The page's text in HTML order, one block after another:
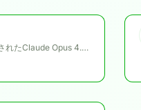
2026年5月28日にリリースされたClaude Opus 4.8は、複雑なエージェント型コーディング、エンタープライズ業務、ブラウザエージェントタスク、長時間実行されるプロフェッショナルワークフロー向けのAnthropicのOpusクラスモデルです。Claude Opus 4.7から進化し、長文コンテキスト処理、ツールトリガー、推論エフォート調整、実務ナレッジワークの性能が改善されています。